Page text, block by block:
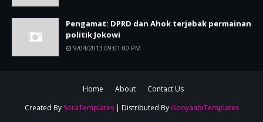
Pengamat: DPRD dan Ahok terjebak permainan
politik Jokowi
9/04/2013 09:01:00 PM
Home About
Contact Us
Created By SoraTemplates| Distributed By GooyaabiTemplates